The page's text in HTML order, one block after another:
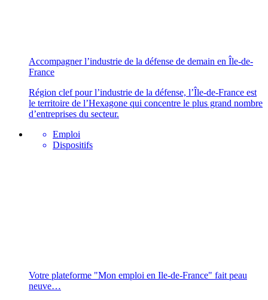
Accompagner l’industrie de la défense de demain en Île-de-
France
Région clef pour l’industrie de la défense, l’Île-de-France est
le territoire de l’Hexagone qui concentre le plus grand nombre
d’entreprises du secteur.
Emploi
Dispositifs
Votre plateforme "Mon emploi en Ile-de-France" fait peau
neuve…